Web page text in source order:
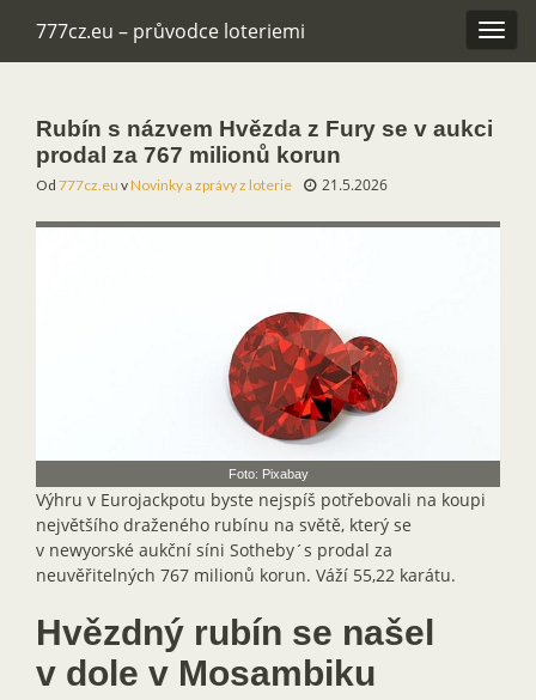
777cz.eu – průvodce loteriemi
Rubín s názvem Hvězda z Fury se v aukci
prodal za 767 milionů korun
Od 777cz.eu vNovinky a zprávy z loterie 21.5.2026
Foto: Pixabay
Výhru v Eurojackpotu byste nejspíš potřebovali na koupi
největšího draženého rubínu na světě, který se
v newyorské aukční síni Sotheby´s prodal za
neuvěřitelných 767 milionů korun. Váží 55,22 karátu.
Hvězdný rubín se našel
v dole v Mosambiku